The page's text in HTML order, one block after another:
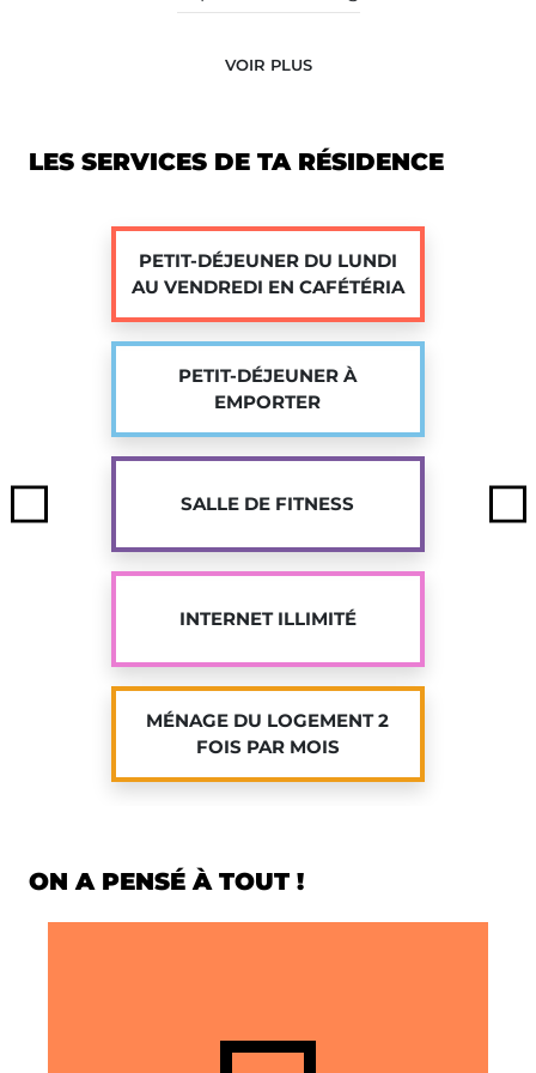
et rejoignez une communauté
VOIR PLUS
LES SERVICES DE TA RÉSIDENCE
PETIT-DÉJEUNER DU LUNDI
AU VENDREDI EN CAFÉTÉRIA
PETIT-DÉJEUNER À
EMPORTER
SALLE DE FITNESS
INTERNET ILLIMITÉ
MÉNAGE DU LOGEMENT 2
FOIS PAR MOIS
Previous
ON A PENSÉ À TOUT !